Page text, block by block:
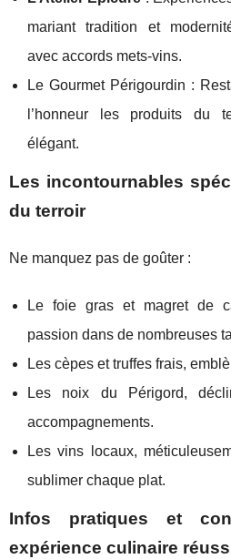
mariant tradition et
avec accords mets-vins.
Le Gourmet Périgourdin :
l’honneur les produits du
élégant.
Les incontournables
du terroir
Ne manquez pas de goûter :
Le foie gras et magret de
passion dans de nombreuses
Les cèpes et truffes frais,
Les noix du Périgord,
accompagnements.
Les vins locaux,
sublimer chaque plat.
Infos pratiques et
expérience culinaire